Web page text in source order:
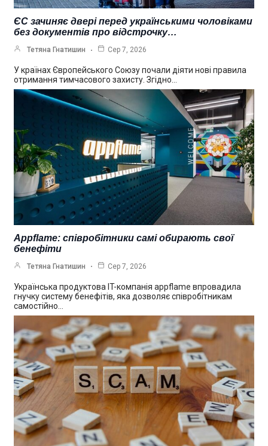
ЄС зачиняє двері перед українськими чоловіками
без документів про відстрочку…
Тетяна Гнатишин Сер 7, 2026
У країнах Європейського Союзу почали діяти нові правила
отримання тимчасового захисту. Згідно…
Appflame: співробітники самі обирають свої
бенефіти
Тетяна Гнатишин Сер 7, 2026
Українська продуктова IT-компанія appflame впровадила
гнучку систему бенефітів, яка дозволяє співробітникам
самостійно…